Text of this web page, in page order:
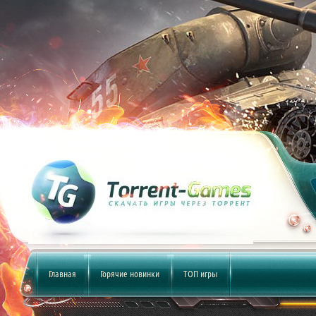
Главная Горячие новинки ТОП игры